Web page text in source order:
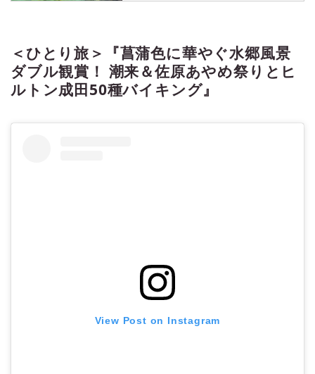
ゾート！上高地』の紹介をしていま
す。ツアー・旅行のお申込ならクラ
ブツーリズム。
＜ひとり旅＞『菖蒲色に華やぐ水郷風景
ダブル観賞！ 潮来＆佐原あやめ祭りとヒ
ルトン成田50種バイキング』
View Post on Instagram